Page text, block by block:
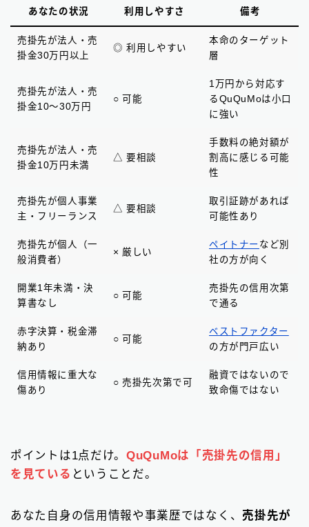
あなたの状況 利用しやすさ 備考
売掛先が法人・売
掛金30万円以上
◎ 利用しやすい
本命のターゲット
層
売掛先が法人・売
掛金10〜30万円
○ 可能
1万円から対応す
るQuQuMoは小口
に強い
売掛先が法人・売
掛金10万円未満
△ 要相談
手数料の絶対額が
割高に感じる可能
性
売掛先が個人事業
主・フリーランス
△ 要相談
取引証跡があれば
可能性あり
売掛先が個人（一
般消費者）
× 厳しい
ペイトナー など別
社の方が向く
開業1年未満・決
算書なし
○ 可能
売掛先の信用次第
で通る
赤字決算・税金滞
納あり
○ 可能
ベストファクター
の方が門戸広い
信用情報に重大な
傷あり
○ 売掛先次第で可
融資ではないので
致命傷ではない
ポイントは1点だけ。 QuQuMoは「売掛先の信用」
を見ている ということだ。
あなた自身の信用情報や事業歴ではなく、 売掛先が